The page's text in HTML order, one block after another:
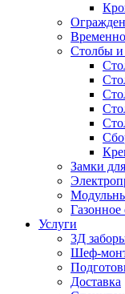
Столбы
Замки
Газонное
Услуги
3Д
Шеф-
Доставка